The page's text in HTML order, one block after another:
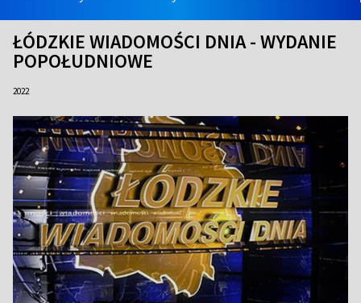
ŁÓDZKIE WIADOMOŚCI DNIA - WYDANIE
POPOŁUDNIOWE
2022